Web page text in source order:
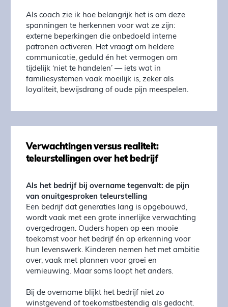
Als coach zie ik hoe belangrijk het is om deze
spanningen te herkennen voor wat ze zijn:
externe beperkingen die onbedoeld interne
patronen activeren. Het vraagt om heldere
communicatie, geduld én het vermogen om
tijdelijk ‘niet te handelen’ — iets wat in
familiesystemen vaak moeilijk is, zeker als
loyaliteit, bewijsdrang of oude pijn meespelen.
Verwachtingen versus realiteit:
teleurstellingen over het bedrijf
Als het bedrijf bij overname tegenvalt: de pijn
van onuitgesproken teleurstelling
Een bedrijf dat generaties lang is opgebouwd,
wordt vaak met een grote innerlijke verwachting
overgedragen. Ouders hopen op een mooie
toekomst voor het bedrijf én op erkenning voor
hun levenswerk. Kinderen nemen het met ambitie
over, vaak met plannen voor groei en
vernieuwing. Maar soms loopt het anders.
Bij de overname blijkt het bedrijf niet zo
winstgevend of toekomstbestendig als gedacht.